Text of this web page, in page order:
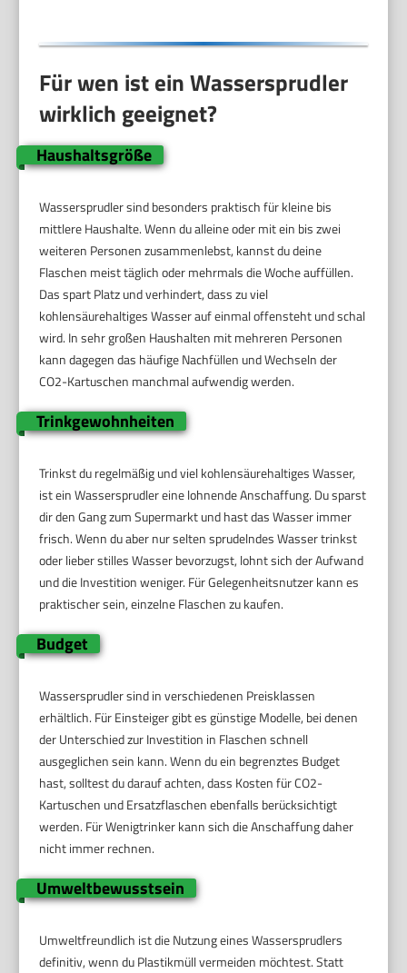
Für wen ist ein Wassersprudler
wirklich geeignet?
Haushaltsgröße
Wassersprudler sind besonders praktisch für kleine bis
mittlere Haushalte. Wenn du alleine oder mit ein bis zwei
weiteren Personen zusammenlebst, kannst du deine
Flaschen meist täglich oder mehrmals die Woche auffüllen.
Das spart Platz und verhindert, dass zu viel
kohlensäurehaltiges Wasser auf einmal offensteht und schal
wird. In sehr großen Haushalten mit mehreren Personen
kann dagegen das häufige Nachfüllen und Wechseln der
CO2-Kartuschen manchmal aufwendig werden.
Trinkgewohnheiten
Trinkst du regelmäßig und viel kohlensäurehaltiges Wasser,
ist ein Wassersprudler eine lohnende Anschaffung. Du sparst
dir den Gang zum Supermarkt und hast das Wasser immer
frisch. Wenn du aber nur selten sprudelndes Wasser trinkst
oder lieber stilles Wasser bevorzugst, lohnt sich der Aufwand
und die Investition weniger. Für Gelegenheitsnutzer kann es
praktischer sein, einzelne Flaschen zu kaufen.
Budget
Wassersprudler sind in verschiedenen Preisklassen
erhältlich. Für Einsteiger gibt es günstige Modelle, bei denen
der Unterschied zur Investition in Flaschen schnell
ausgeglichen sein kann. Wenn du ein begrenztes Budget
hast, solltest du darauf achten, dass Kosten für CO2-
Kartuschen und Ersatzflaschen ebenfalls berücksichtigt
werden. Für Wenigtrinker kann sich die Anschaffung daher
nicht immer rechnen.
Umweltbewusstsein
Umweltfreundlich ist die Nutzung eines Wassersprudlers
definitiv, wenn du Plastikmüll vermeiden möchtest. Statt